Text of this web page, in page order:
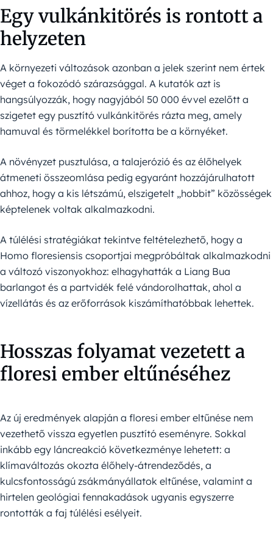
Egy vulkánkitörés is rontott a
helyzeten
A környezeti változások azonban a jelek szerint nem értek
véget a fokozódó szárazsággal. A kutatók azt is
hangsúlyozzák, hogy nagyjából 50 000 évvel ezelőtt a
szigetet egy pusztító vulkánkitörés rázta meg, amely
hamuval és törmelékkel borította be a környéket.
A növényzet pusztulása, a talajerózió és az élőhelyek
átmeneti összeomlása pedig egyaránt hozzájárulhatott
ahhoz, hogy a kis létszámú, elszigetelt „hobbit” közösségek
képtelenek voltak alkalmazkodni.
A túlélési stratégiákat tekintve feltételezhető, hogy a
Homo floresiensis csoportjai megpróbáltak alkalmazkodni
a változó viszonyokhoz: elhagyhatták a Liang Bua
barlangot és a partvidék felé vándorolhattak, ahol a
vízellátás és az erőforrások kiszámíthatóbbak lehettek.
Hosszas folyamat vezetett a
floresi ember eltűnéséhez
Az új eredmények alapján a floresi ember eltűnése nem
vezethető vissza egyetlen pusztító eseményre. Sokkal
inkább egy láncreakció következménye lehetett: a
klímaváltozás okozta élőhely-átrendeződés, a
kulcsfontosságú zsákmányállatok eltűnése, valamint a
hirtelen geológiai fennakadások ugyanis egyszerre
rontották a faj túlélési esélyeit.